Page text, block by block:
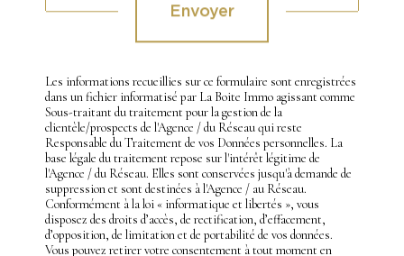
Envoyer
Les informations recueillies sur ce formulaire sont enregistrées
dans un fichier informatisé par La Boite Immo agissant comme
Sous-traitant du traitement pour la gestion de la
clientèle/prospects de l'Agence / du Réseau qui reste
Responsable du Traitement de vos Données personnelles. La
base légale du traitement repose sur l'intérêt légitime de
l'Agence / du Réseau. Elles sont conservées jusqu'à demande de
suppression et sont destinées à l'Agence / au Réseau.
Conformément à la loi « informatique et libertés », vous
disposez des droits d’accès, de rectification, d’effacement,
d’opposition, de limitation et de portabilité de vos données.
Vous pouvez retirer votre consentement à tout moment en